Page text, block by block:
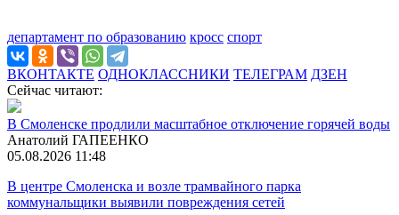
департамент по образованию кросс спорт
ВКОНТАКТЕ ОДНОКЛАССНИКИ ТЕЛЕГРАМ ДЗЕН
Сейчас читают:
В Смоленске продлили масштабное отключение горячей воды
Анатолий ГАПЕЕНКО
05.08.2026 11:48
В центре Смоленска и возле трамвайного парка
коммунальщики выявили повреждения сетей